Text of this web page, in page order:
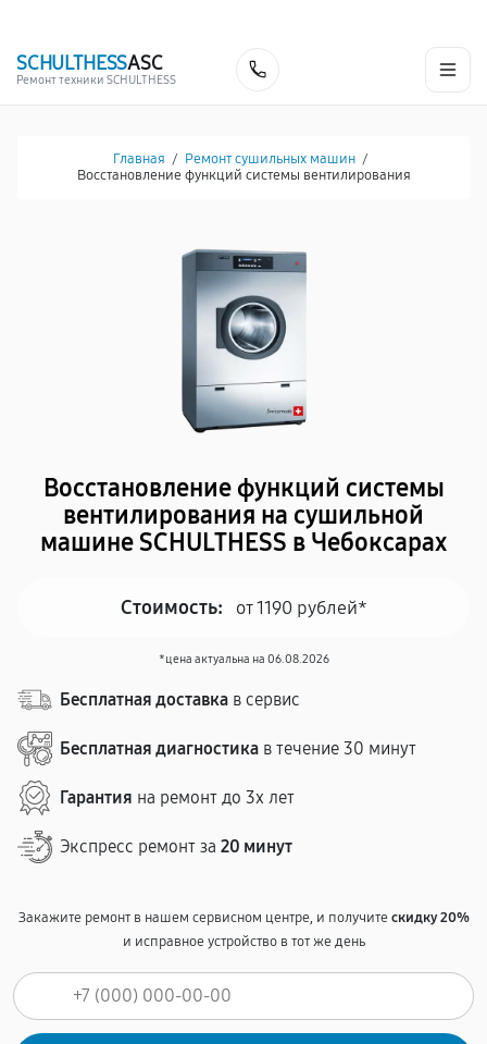
SCHULTHESSASC
Ремонт техники SCHULTHESS
Главная / Ремонт сушильных машин /
Восстановление функций системы вентилирования
Восстановление функций системы
вентилирования на сушильной
машине SCHULTHESS в Чебоксарах
Стоимость: от 1190 рублей*
*цена актуальна на 06.08.2026
Бесплатная доставка в сервис
Бесплатная диагностика в течение 30 минут
Гарантия на ремонт до 3х лет
Экспресс ремонт за 20 минут
Закажите ремонт в нашем сервисном центре, и получитескидку 20%
и исправное устройство в тот же день